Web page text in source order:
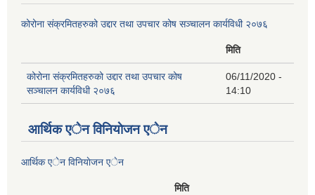
कोरोना संक्रमितहरुको उद्दार तथा उपचार कोष सञ्चालन कार्यविधी २०७६
मिति
कोरोना संक्रमितहरुको उद्दार तथा उपचार कोष
सञ्चालन कार्यविधी २०७६
06/11/2020 -
14:10
आर्थिक एेन विनियाेजन एेन
आर्थिक एेन विनियाेजन एेन
मिति